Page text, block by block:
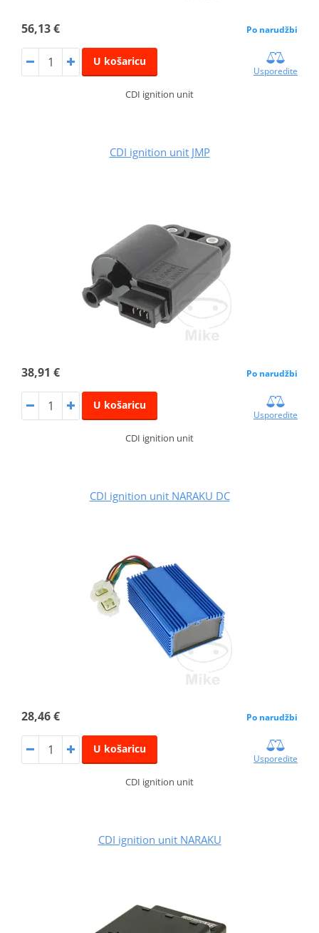
56,13 € Po narudžbi
U košaricu
Usporedite
CDI ignition unit
CDI ignition unit JMP
38,91 € Po narudžbi
U košaricu
Usporedite
CDI ignition unit
CDI ignition unit NARAKU DC
28,46 € Po narudžbi
U košaricu
Usporedite
CDI ignition unit
CDI ignition unit NARAKU